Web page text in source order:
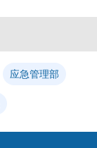
应急管理部